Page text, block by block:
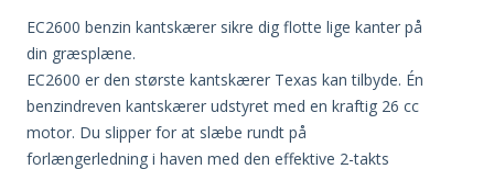
EC2600 benzin kantskærer sikre dig flotte lige kanter på
din græsplæne.
EC2600 er den største kantskærer Texas kan tilbyde. Én
benzindreven kantskærer udstyret med en kraftig 26 cc
motor. Du slipper for at slæbe rundt på
forlængerledning i haven med den effektive 2-takts